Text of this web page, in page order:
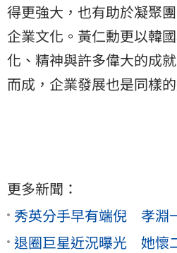
得更強大，也有助於凝聚
企業文化。黃仁勳更以韓
化、精神與許多偉大的成
而成，企業發展也是同樣的
更多新聞：
秀英分手早有端倪 孝淵
退圈巨星近況曝光 她懷